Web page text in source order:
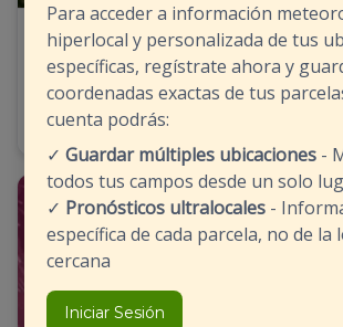
Para acceder a información
hiperlocal y personalizada de tus
específicas, regístrate ahora y
coordenadas exactas de tus
cuenta podrás:
✓Guardar múltiples ubicaciones -
todos tus campos desde un solo
✓ Pronósticos ultralocales -
específica de cada parcela, no de la
cercana
Iniciar Sesión
En una semana llovió casi todo lo
llover en julio: el impacto en el
24/07/2026 - 08:27
CLIMA